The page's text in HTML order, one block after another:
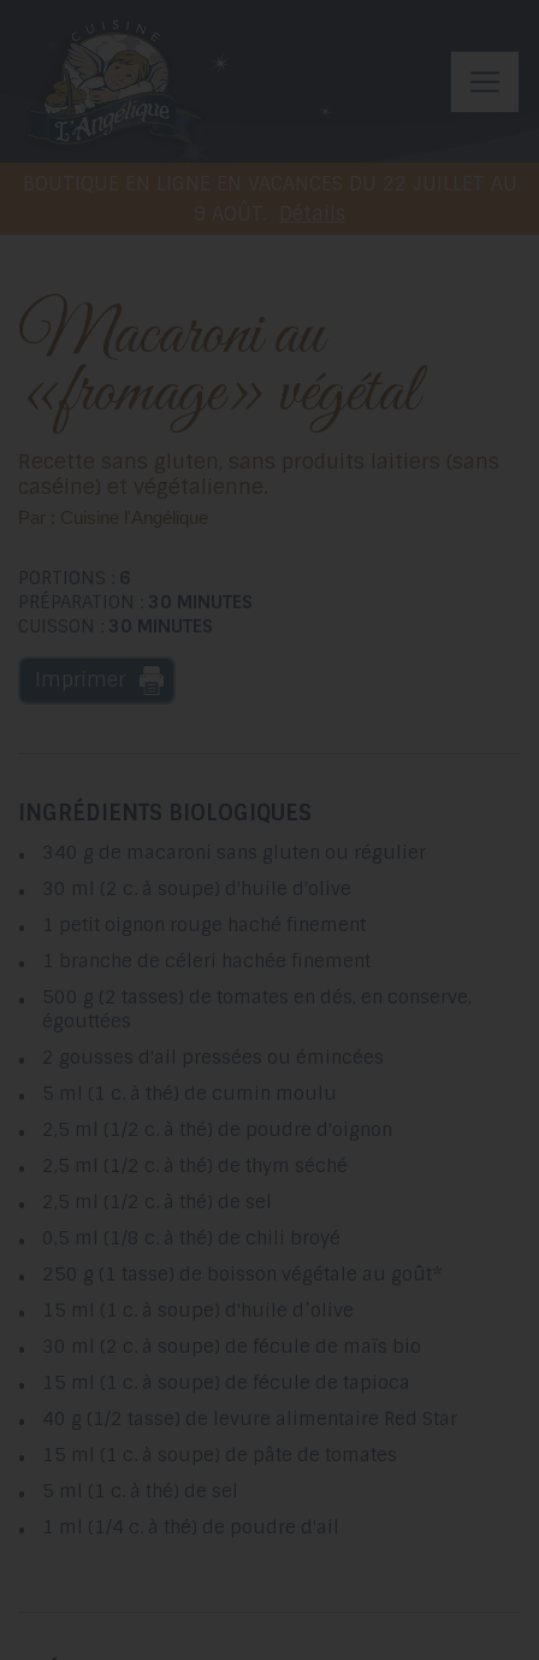
Macaroni au
«fromage» végétal
Recette sans gluten, sans produits laitiers (sans
caséine) et végétalienne.
Par : Cuisine l'Angélique
PORTIONS : 6
PRÉPARATION : 30 MINUTES
CUISSON : 30 MINUTES
INGRÉDIENTS BIOLOGIQUES
340 g de macaroni sans gluten ou régulier
30 ml (2 c. à soupe) d'huile d'olive
1 petit oignon rouge haché finement
1 branche de céleri hachée finement
500 g (2 tasses) de tomates en dés, en conserve,
égouttées
2 gousses d'ail pressées ou émincées
5 ml (1 c. à thé) de cumin moulu
2,5 ml (1/2 c. à thé) de poudre d'oignon
2,5 ml (1/2 c. à thé) de thym séché
2,5 ml (1/2 c. à thé) de sel
0,5 ml (1/8 c. à thé) de chili broyé
250 g (1 tasse) de boisson végétale au goût*
15 ml (1 c. à soupe) d'huile d’olive
30 ml (2 c. à soupe) de fécule de maïs bio
15 ml (1 c. à soupe) de fécule de tapioca
40 g (1/2 tasse) de levure alimentaire Red Star
15 ml (1 c. à soupe) de pâte de tomates
5 ml (1 c. à thé) de sel
1 ml (1/4 c. à thé) de poudre d'ail